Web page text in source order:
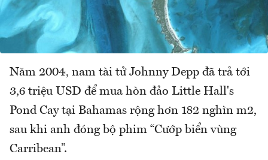
Năm 2004, nam tài tử Johnny Depp đã trả tới
3,6 triệu USD để mua hòn đảo Little Hall's
Pond Cay tại Bahamas rộng hơn 182 nghìn m2,
sau khi anh đóng bộ phim “Cướp biển vùng
Carribean”.